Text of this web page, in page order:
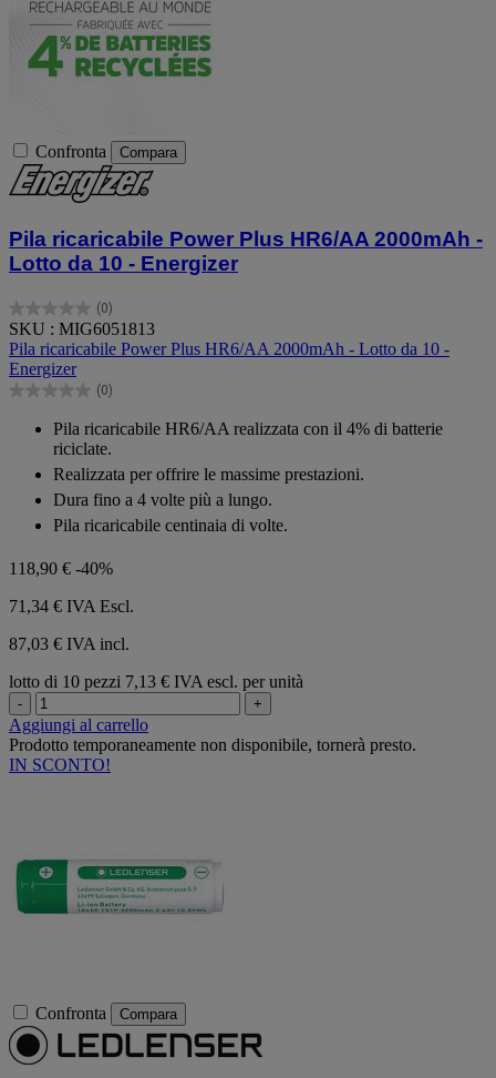
Confronta Compara
Pila ricaricabile Power Plus HR6/AA 2000mAh -
Lotto da 10 - Energizer
(0)
0.0
su
5
stelle.
SKU : MIG6051813
Pila ricaricabile Power Plus HR6/AA 2000mAh - Lotto da 10 -
Energizer
(0)
0.0
Pila ricaricabile HR6/AA realizzata con il 4% di batterie
riciclate.
Realizzata per offrire le massime prestazioni.
Dura fino a 4 volte più a lungo.
Pila ricaricabile centinaia di volte.
118,90 € -40%
71,34 € IVA Escl.
87,03 € IVA incl.
lotto di 10 pezzi 7,13 € IVA escl. per unità
- +
Aggiungi al carrello
Prodotto temporaneamente non disponibile, tornerà presto.
IN SCONTO!
Confronta Compara